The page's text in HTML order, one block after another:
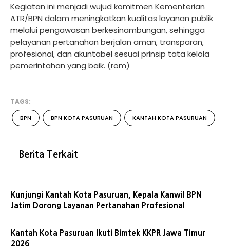
Kegiatan ini menjadi wujud komitmen Kementerian
ATR/BPN dalam meningkatkan kualitas layanan publik
melalui pengawasan berkesinambungan, sehingga
pelayanan pertanahan berjalan aman, transparan,
profesional, dan akuntabel sesuai prinsip tata kelola
pemerintahan yang baik. (rom)
TAGS:
BPN BPN KOTA PASURUAN KANTAH KOTA PASURUAN
Berita Terkait
Kunjungi Kantah Kota Pasuruan, Kepala Kanwil BPN
Jatim Dorong Layanan Pertanahan Profesional
Kantah Kota Pasuruan Ikuti Bimtek KKPR Jawa Timur
2026